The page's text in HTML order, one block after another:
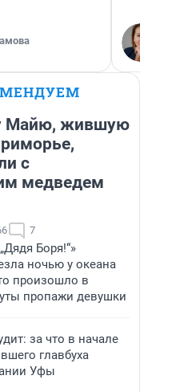
Майю, жившую
с
медведем
7
Боря!“»
ночью у океана
произошло в
пропажи девушки
за что в начале
главбуха
Уфы